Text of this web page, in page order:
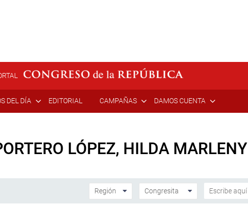
DEL DÍA EDITORIAL CAMPAÑAS DAMOS CUENTA
LÓPEZ, HILDA MARLENY